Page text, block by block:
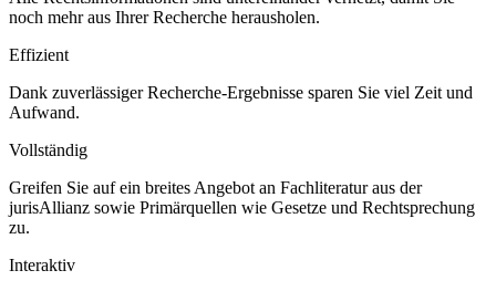
noch mehr aus Ihrer Recherche herausholen.
Effizient
Dank zuverlässiger Recherche-Ergebnisse sparen Sie viel Zeit und
Aufwand.
Vollständig
Greifen Sie auf ein breites Angebot an Fachliteratur aus der
jurisAllianz sowie Primärquellen wie Gesetze und Rechtsprechung
zu.
Interaktiv